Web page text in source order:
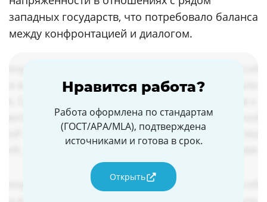
западных государств, что потребовало баланса
между конфронтацией и диалогом.
Нравится работа?
Работа оформлена по стандартам
(ГОСТ/APA/MLA), подтверждена
источниками и готова в срок.
Открыть